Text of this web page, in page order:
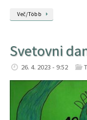
Več/Több
Svetovni
26. 4. 2023 - 9:52